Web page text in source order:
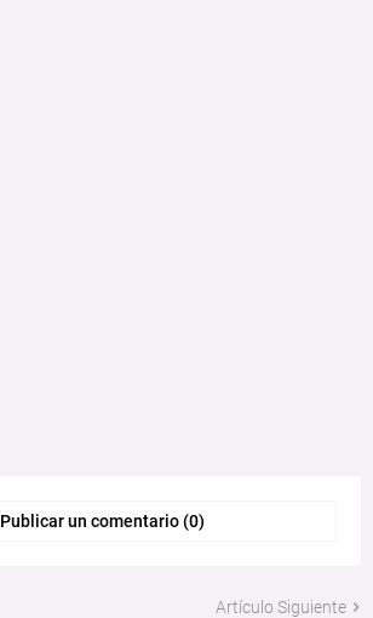
Publicar un comentario (0)
Artículo Siguiente